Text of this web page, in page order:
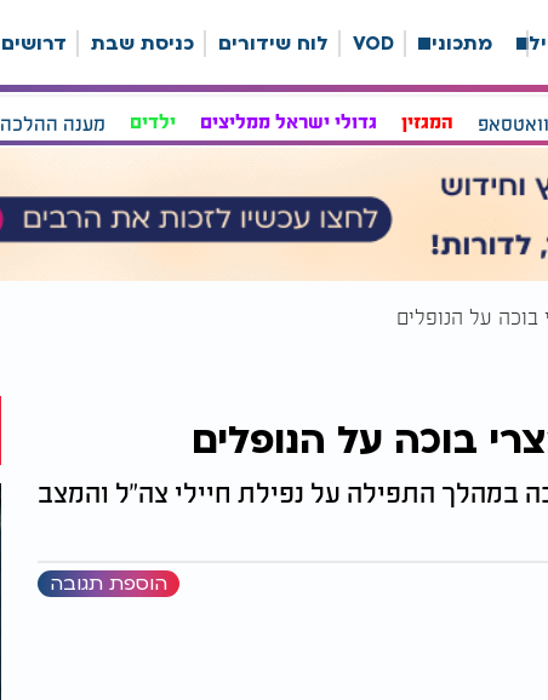
מתכונים VOD לוח שידורים כניסת שבת דרושים
המגזין גדולי ישראל ממליצים ילדים מענה ההלכה
על הנופלים
בוכה על הנופלים
במהלך התפילה על נפילת חיילי צה"ל והמצב
הוספת תגובה